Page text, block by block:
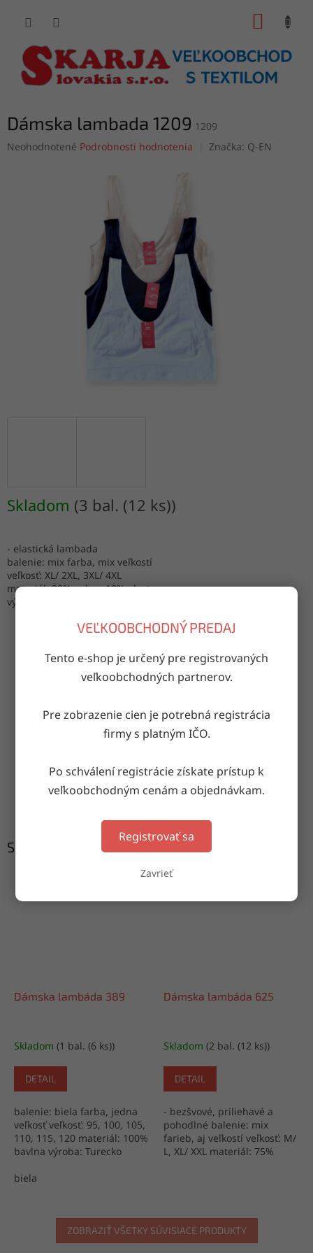
VEĽKOOBCHODNÝ PREDAJ
Tento e-shop je určený pre registrovaných
veľkoobchodných partnerov.
Pre zobrazenie cien je potrebná registrácia
firmy s platným IČO.
Po schválení registrácie získate prístup k
veľkoobchodným cenám a objednávkam.
Registrovať sa
Zavrieť
Dámska lambada 1209 1209
Priemerné
Neohodnotené Podrobnosti hodnotenia Značka: Q-EN
Skladom (3 bal. (12 ks))
- elastická lambada
balenie: mix farba, mix veľkostí
veľkosť: XL/ 2XL, 3XL/ 4XL
materiál: 90% nylon, 10% elastan
výroba: Turecko
OPÝTAŤ SA ZDIEĽAŤ
Doručenie do druhého dňa
na akúkoľvek adresu
Garancia doručenia
Súvisiaci tovar
Dámska lambáda 389
Skladom (1 bal. (6 ks))
DETAIL
balenie: biela farba, jedna
veľkosť veľkosť: 95, 100, 105,
110, 115, 120 materiál: 100%
bavlna výroba: Turecko
biela
Dámska lambáda 625
Skladom (2 bal. (12 ks))
DETAIL
- bezšvové, priliehavé a
pohodlné balenie: mix
farieb, aj veľkostí veľkosť: M/
L, XL/ XXL materiál: 75%
ZOBRAZIŤ VŠETKY SÚVISIACE PRODUKTY